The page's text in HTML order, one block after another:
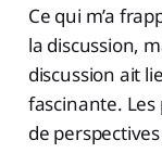
Ce qui m’a
la discussion,
discussion ait
fascinante.
de